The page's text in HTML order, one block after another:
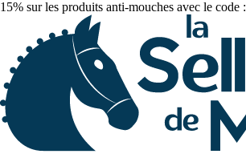
15% sur les produits anti-mouches avec le code :